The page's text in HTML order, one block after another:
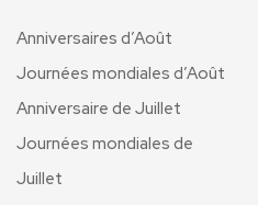
Anniversaires d’Août
Journées mondiales d’Août
Anniversaire de Juillet
Journées mondiales de
Juillet